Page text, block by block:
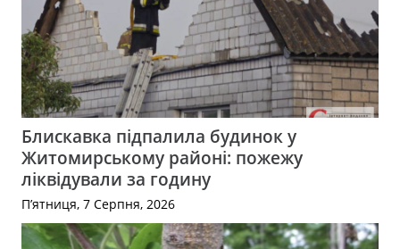
Блискавка підпалила будинок у
Житомирському районі: пожежу
ліквідували за годину
П’ятниця, 7 Серпня, 2026